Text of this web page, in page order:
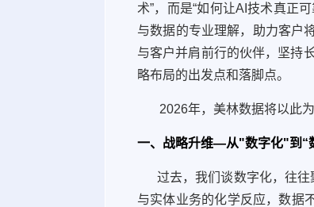
术”，而是“如何让AI技术真正
与数据的专业理解，助力客户
与客户并肩前行的伙伴，坚持
略布局的出发点和落脚点。
2026年，美林数据将以此为
一、战略升维—从"数字化"到“
过去，我们谈数字化，往往
与实体业务的化学反应，数据